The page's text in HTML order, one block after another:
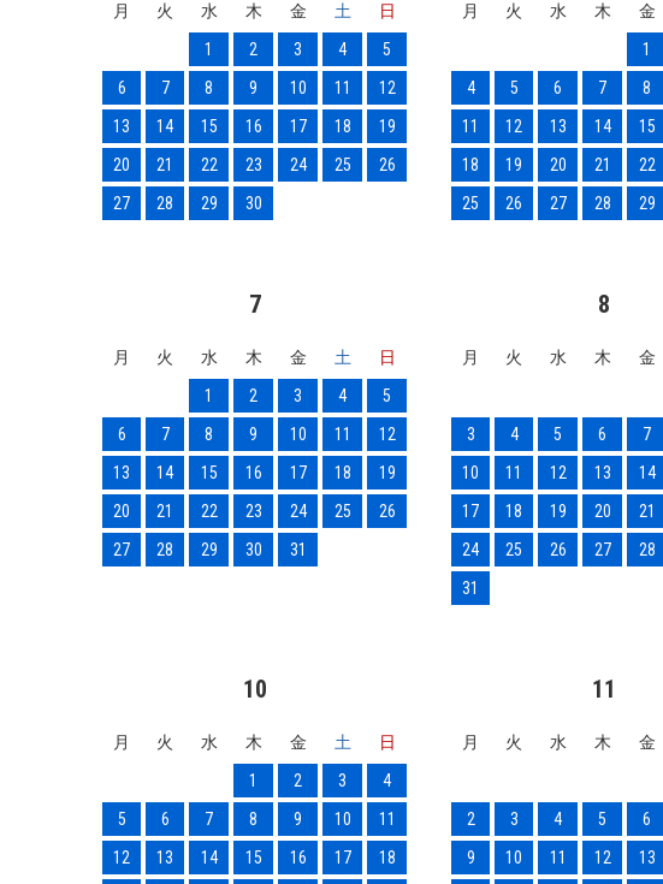
月 火 水 木 金 土
日
1
2 3 4
5
6
7 8 9 10 11
12
13
14 15 16 17 18
19
20
21 22 23 24 25
26
27
28 29 30
月 火 水 木 金
1
4
5 6 7 8
11
12 13 14 15
18
19 20 21 22
25
26 27 28 29
7
月 火 水 木 金 土
日
1
2 3 4
5
6
7 8 9 10 11
12
13
14 15 16 17 18
19
20
21 22 23 24 25
26
27
28 29 30 31
8
月 火 水 木 金
3
4 5 6 7
10
11 12 13 14
17
18 19 20 21
24
25 26 27 28
31
10
月 火 水 木 金 土
日
1
2 3
4
5
6 7 8 9 10
11
12
13 14 15 16 17 18
11
月 火 水 木 金
2
3 4 5 6
9
10 11 12 13